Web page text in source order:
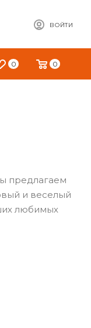
ВОЙТИ
0 0
предлагаем
и веселый
любимых